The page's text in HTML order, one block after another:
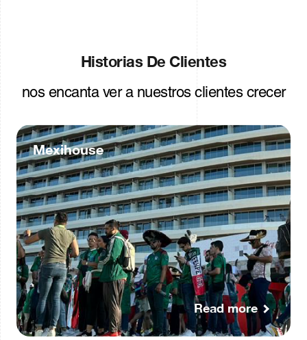
Historias De Clientes
nos encanta ver a nuestros clientes crecer
Mexihouse
Read more